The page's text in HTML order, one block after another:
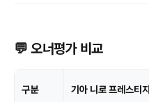
💬 오너평가 비교
구분 기아 니로 프레스티지